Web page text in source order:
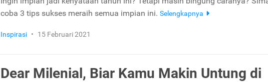
coba 3 tips sukses meraih semua impian ini. Selengkapnya
Inspirasi • 15 Februari 2021
Dear Milenial, Biar Kamu Makin Untung di